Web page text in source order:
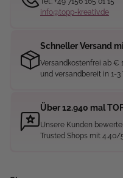
info@topp-kreativ.de
Schneller Versand
Versandkostenfrei ab €
und versandbereit in 1-3
Über 12.940 mal
Unsere Kunden
Trusted Shops mit 4.40/